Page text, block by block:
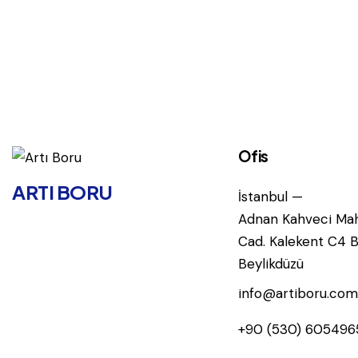
ARTI BORU
Ofis
İstanbul —
Adnan Kahveci
Cad. Kalekent C4
Beylikdüzü
info@artiboru.com
+90 (530)